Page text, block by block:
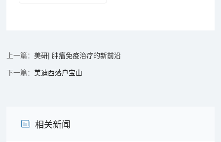
美研| 肿瘤免疫治疗的新前沿
美迪西落户宝山
相关新闻